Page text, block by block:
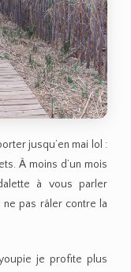
jusqu’en mai lol :
À moins d’un mois
à vous parler
ne pas râler contre la
je profite plus